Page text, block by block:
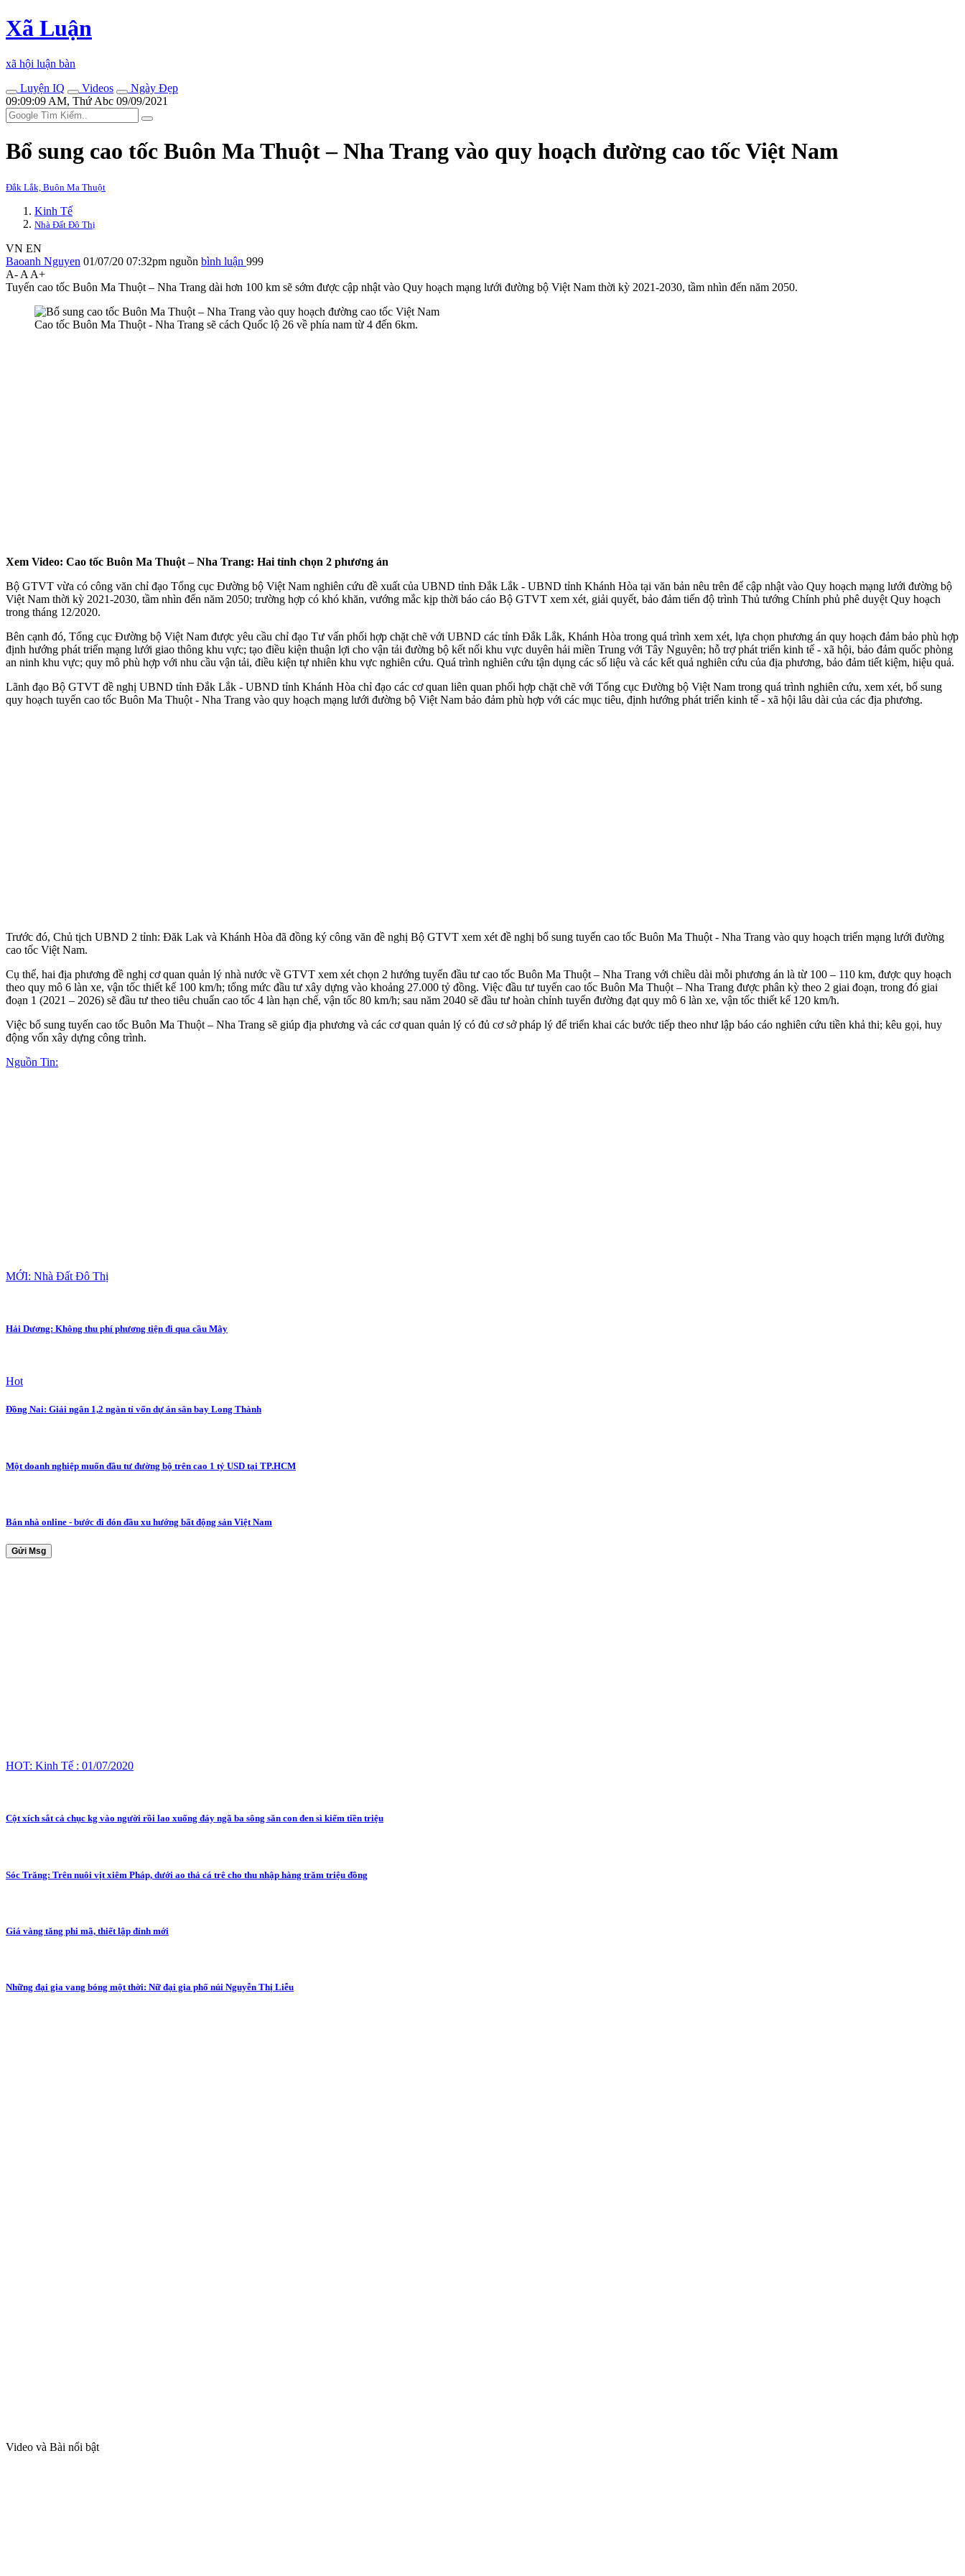
Xã Luận
xã hội luận bàn
Luyện IQ
Videos
Ngày Đẹp
09:09:09 AM, Thứ Abc 09/09/2021
Bổ sung cao tốc Buôn Ma Thuột – Nha Trang vào quy hoạch đường cao tốc Việt Nam
Đắk Lắk, Buôn Ma Thuột
Kinh Tế
Nhà Đất Đô Thị
VN EN
Baoanh Nguyen 01/07/20 07:32pm nguồn bình luận 999
A- A A+
Tuyến cao tốc Buôn Ma Thuột – Nha Trang dài hơn 100 km sẽ sớm được cập nhật vào Quy hoạch mạng lưới đường bộ Việt Nam thời kỳ 2021-2030, tầm nhìn đến năm 2050.
Cao tốc Buôn Ma Thuột - Nha Trang sẽ cách Quốc lộ 26 về phía nam từ 4 đến 6km.
Xem Video: Cao tốc Buôn Ma Thuột – Nha Trang: Hai tỉnh chọn 2 phương án
Bộ GTVT vừa có công văn chỉ đạo Tổng cục Đường bộ Việt Nam nghiên cứu đề xuất của UBND tỉnh Đắk Lắk - UBND tỉnh Khánh Hòa tại văn bản nêu trên để cập nhật vào Quy hoạch mạng lưới đường bộ
Việt Nam thời kỳ 2021-2030, tầm nhìn đến năm 2050; trường hợp có khó khăn, vướng mắc kịp thời báo cáo Bộ GTVT xem xét, giải quyết, bảo đảm tiến độ trình Thủ tướng Chính phủ phê duyệt Quy hoạch
trong tháng 12/2020.
Bên cạnh đó, Tổng cục Đường bộ Việt Nam được yêu cầu chỉ đạo Tư vấn phối hợp chặt chẽ với UBND các tỉnh Đắk Lắk, Khánh Hòa trong quá trình xem xét, lựa chọn phương án quy hoạch đảm bảo phù hợp
định hướng phát triển mạng lưới giao thông khu vực; tạo điều kiện thuận lợi cho vận tải đường bộ kết nối khu vực duyên hải miền Trung với Tây Nguyên; hỗ trợ phát triển kinh tế - xã hội, bảo đảm quốc phòng
an ninh khu vực; quy mô phù hợp với nhu cầu vận tải, điều kiện tự nhiên khu vực nghiên cứu. Quá trình nghiên cứu tận dụng các số liệu và các kết quả nghiên cứu của địa phương, bảo đảm tiết kiệm, hiệu quả.
Lãnh đạo Bộ GTVT đề nghị UBND tỉnh Đắk Lắk - UBND tỉnh Khánh Hòa chỉ đạo các cơ quan liên quan phối hợp chặt chẽ với Tổng cục Đường bộ Việt Nam trong quá trình nghiên cứu, xem xét, bổ sung
quy hoạch tuyến cao tốc Buôn Ma Thuột - Nha Trang vào quy hoạch mạng lưới đường bộ Việt Nam bảo đảm phù hợp với các mục tiêu, định hướng phát triển kinh tế - xã hội lâu dài của các địa phương.
Trước đó, Chủ tịch UBND 2 tỉnh: Đăk Lak và Khánh Hòa đã đồng ký công văn đề nghị Bộ GTVT xem xét đề nghị bổ sung tuyến cao tốc Buôn Ma Thuột - Nha Trang vào quy hoạch triển mạng lưới đường
cao tốc Việt Nam.
Cụ thể, hai địa phương đề nghị cơ quan quản lý nhà nước về GTVT xem xét chọn 2 hướng tuyến đầu tư cao tốc Buôn Ma Thuột – Nha Trang với chiều dài mỗi phương án là từ 100 – 110 km, được quy hoạch
theo quy mô 6 làn xe, vận tốc thiết kế 100 km/h; tổng mức đầu tư xây dựng vào khoảng 27.000 tỷ đồng. Việc đầu tư tuyến cao tốc Buôn Ma Thuột – Nha Trang được phân kỳ theo 2 giai đoạn, trong đó giai
đoạn 1 (2021 – 2026) sẽ đầu tư theo tiêu chuẩn cao tốc 4 làn hạn chế, vận tốc 80 km/h; sau năm 2040 sẽ đầu tư hoàn chỉnh tuyến đường đạt quy mô 6 làn xe, vận tốc thiết kế 120 km/h.
Việc bổ sung tuyến cao tốc Buôn Ma Thuột – Nha Trang sẽ giúp địa phương và các cơ quan quản lý có đủ cơ sở pháp lý để triển khai các bước tiếp theo như lập báo cáo nghiên cứu tiền khả thi; kêu gọi, huy
động vốn xây dựng công trình.
Nguồn Tin:
MỚI: Nhà Đất Đô Thị
Hải Dương: Không thu phí phương tiện đi qua cầu Mây
Hot
Đồng Nai: Giải ngân 1,2 ngàn tỉ vốn dự án sân bay Long Thành
Một doanh nghiệp muốn đầu tư đường bộ trên cao 1 tỷ USD tại TP.HCM
Bán nhà online - bước đi đón đầu xu hướng bất động sản Việt Nam
Gửi Msg
HOT: Kinh Tế : 01/07/2020
Cột xích sắt cả chục kg vào người rồi lao xuống đáy ngã ba sông săn con đen sì kiếm tiền triệu
Sóc Trăng: Trên nuôi vịt xiêm Pháp, dưới ao thả cá trê cho thu nhập hàng trăm triệu đồng
Giá vàng tăng phi mã, thiết lập đỉnh mới
Những đại gia vang bóng một thời: Nữ đại gia phố núi Nguyễn Thị Liễu
Video và Bài nổi bật